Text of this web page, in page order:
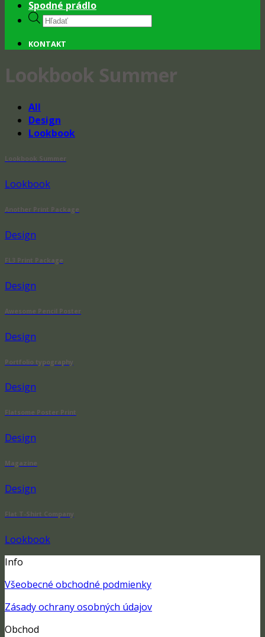
Spodné prádlo
Products
search
KONTAKT
Lookbook Summer
All
Design
Lookbook
Lookbook Summer
Lookbook
Another Print Package
Design
FL3 Print Package
Design
Awesome Pencil Poster
Design
Portfolio typography
Design
Flatsome Poster Print
Design
Magazine
Design
Flat T-Shirt Company
Lookbook
Info
Všeobecné obchodné podmienky
Zásady ochrany osobných údajov
Obchod